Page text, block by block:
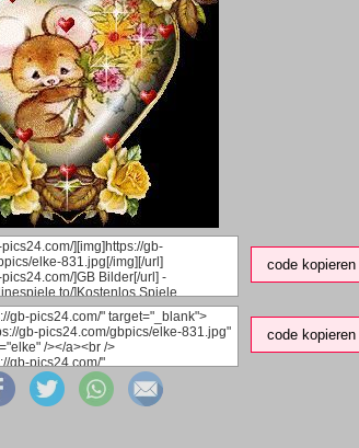
code kopieren
code kopieren